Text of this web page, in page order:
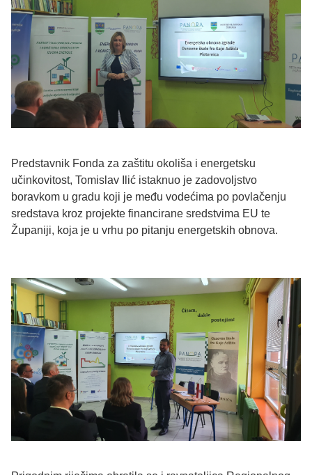
Predstavnik Fonda za zaštitu okoliša i energetsku
učinkovitost, Tomislav Ilić istaknuo je zadovoljstvo
boravkom u gradu koji je među vodećima po povlačenju
sredstava kroz projekte financirane sredstvima EU te
Županiji, koja je u vrhu po pitanju energetskih obnova.